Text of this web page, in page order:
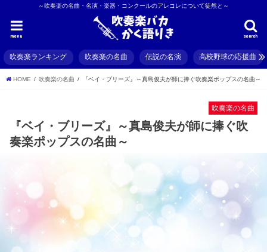
～吹奏楽の名曲・名演・楽器・コンクールのアレコレについて徒然と～
search
menu
吹奏楽ランキング 吹奏楽の名曲 伝説の名演 高校野球の応援曲
HOME 吹奏楽の名曲 『ベイ・ブリーズ』～真島俊夫が師に捧ぐ吹奏楽ポップスの名曲～
吹奏楽の名曲
『ベイ・ブリーズ』～真島俊夫が師に捧ぐ吹
奏楽ポップスの名曲～